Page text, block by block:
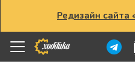
Редизайн сайта